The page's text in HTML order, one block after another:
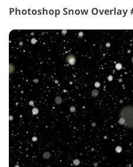
Photoshop Snow Overlay